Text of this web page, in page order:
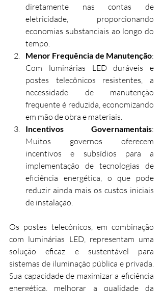
diretamente nas contas de
eletricidade, proporcionando
economias substanciais ao longo do
tempo.
Menor Frequência de Manutenção:
Com luminárias LED duráveis e
postes telecônicos resistentes, a
necessidade de manutenção
frequente é reduzida, economizando
em mão de obra e materiais.
Incentivos Governamentais:
Muitos governos oferecem
incentivos e subsídios para a
implementação de tecnologias de
eficiência energética, o que pode
reduzir ainda mais os custos iniciais
de instalação.
Os postes telecônicos, em combinação
com luminárias LED, representam uma
solução eficaz e sustentável para
sistemas de iluminação pública e privada.
Sua capacidade de maximizar a eficiência
energética, melhorar a qualidade da